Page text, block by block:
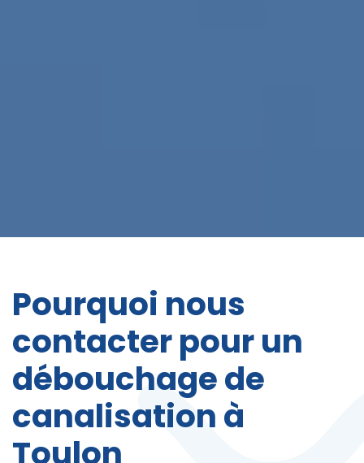
Pourquoi nous
contacter pour un
débouchage de
canalisation à
Toulon